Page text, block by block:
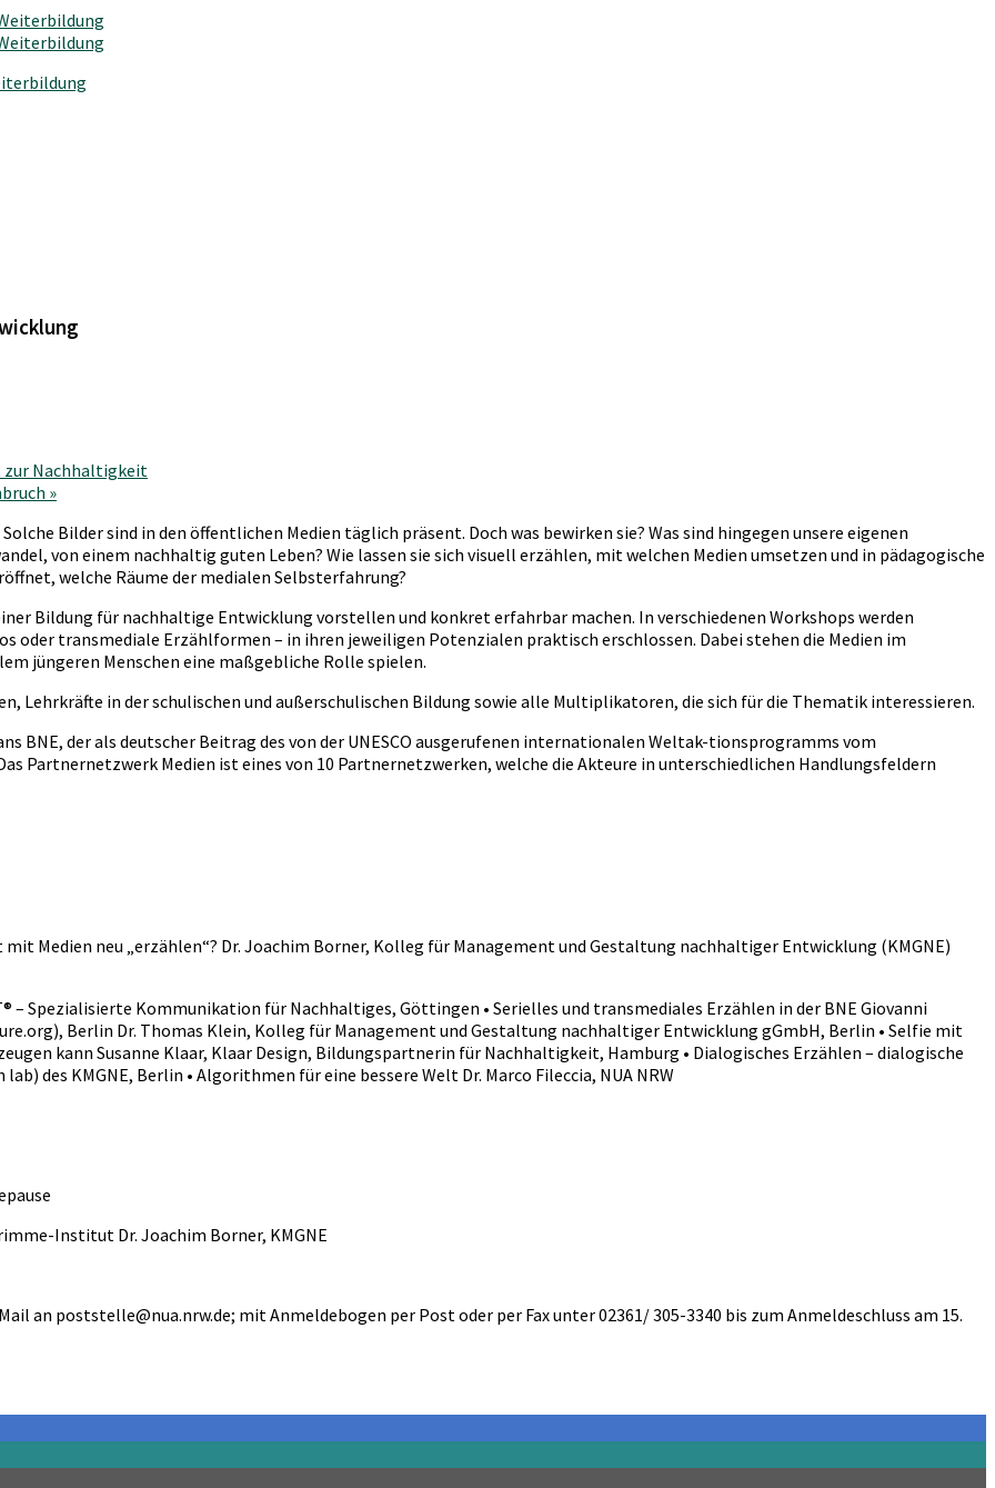
zur Nachhaltigkeit
»
Bilder sind in den öffentlichen Medien täglich präsent. Doch was bewirken sie? Was sind hingegen unsere eigenen
von einem nachhaltig guten Leben? Wie lassen sie sich visuell erzählen, mit welchen Medien umsetzen und in pädagogische
welche Räume der medialen Selbsterfahrung?
Bildung für nachhaltige Entwicklung vorstellen und konkret erfahrbar machen. In verschiedenen Workshops werden
oder transmediale Erzählformen – in ihren jeweiligen Potenzialen praktisch erschlossen. Dabei stehen die Medien im
jüngeren Menschen eine maßgebliche Rolle spielen.
Lehrkräfte in der schulischen und außerschulischen Bildung sowie alle Multiplikatoren, die sich für die Thematik interessieren.
BNE, der als deutscher Beitrag des von der UNESCO ausgerufenen internationalen Weltak-tionsprogramms vom
Partnernetzwerk Medien ist eines von 10 Partnernetzwerken, welche die Akteure in unterschiedlichen Handlungsfeldern
Medien neu „erzählen“? Dr. Joachim Borner, Kolleg für Management und Gestaltung nachhaltiger Entwicklung (KMGNE)
– Spezialisierte Kommunikation für Nachhaltiges, Göttingen • Serielles und transmediales Erzählen in der BNE Giovanni
Berlin Dr. Thomas Klein, Kolleg für Management und Gestaltung nachhaltiger Entwicklung gGmbH, Berlin • Selfie mit
kann Susanne Klaar, Klaar Design, Bildungspartnerin für Nachhaltigkeit, Hamburg • Dialogisches Erzählen – dialogische
des KMGNE, Berlin • Algorithmen für eine bessere Welt Dr. Marco Fileccia, NUA NRW
Institut Dr. Joachim Borner, KMGNE
an poststelle@nua.nrw.de; mit Anmeldebogen per Post oder per Fax unter 02361/ 305-3340 bis zum Anmeldeschluss am 15.